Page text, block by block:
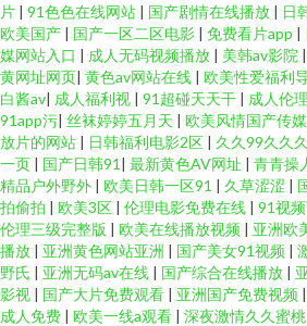
片 | 91色色在线网站 | 国产剧情在线播放 | 日
欧美国产 | 国产一区二区电影 | 免费看片app |
媒网站入口 | 成人无码视频播放 | 美韩av影院 |
黄网址网页| 黄色av网站在线 | 欧美性爱福利
白酱av| 成人福利视 | 91超碰天天干 | 成人伦
91app污| 丝袜婷婷五月天 | 欧美风情国产传媒
放片的网站 | 日韩福利电影2区 | 久久99久久久
一页 | 国产日韩91 | 最新黄色AV网址 | 青青操
精品户外野外 | 欧美日韩一区91 | 久草涩涩 |
拍偷拍 | 欧美3区 | 伦理电影免费在线 | 91视
伦理三级完整版 | 欧美在线播放视频 | 亚洲欧
播放 | 亚洲黄色网站亚洲 | 国产美女91视频 |
野氏 | 亚洲无码av在线 | 国产综合在线播放 |
影视 | 国产大片免费观看 | 亚洲国产免费视频 |
成人免费 | 欧美一线a观看 | 深夜激情久久蜜桃